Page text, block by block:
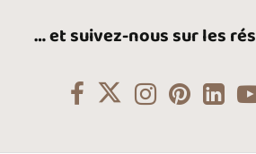
… et suivez-nous sur les